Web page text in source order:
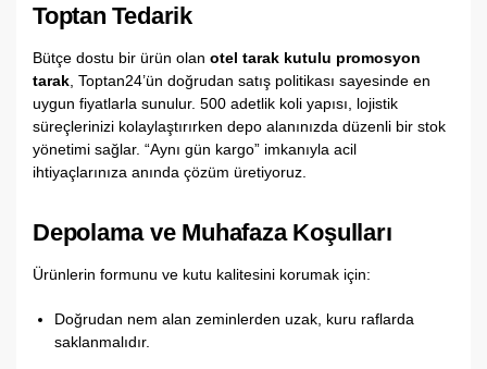
Toptan Tedarik
Bütçe dostu bir ürün olan otel tarak kutulu promosyon
tarak Toptan24’ün doğrudan satış politikası sayesinde en
uygun fiyatlarla sunulur. 500 adetlik koli yapısı,
lojistik
süreçlerinizi kolaylaştırırken depo alanınızda düzenli bir stok
yönetimi sağlar. “Aynı gün kargo” imkanıyla acil
ihtiyaçlarınıza anında çözüm üretiyoruz.
Depolama ve Muhafaza Koşulları
Ürünlerin formunu ve kutu kalitesini korumak için:
Doğrudan nem alan zeminlerden uzak, kuru raflarda
saklanmalıdır.